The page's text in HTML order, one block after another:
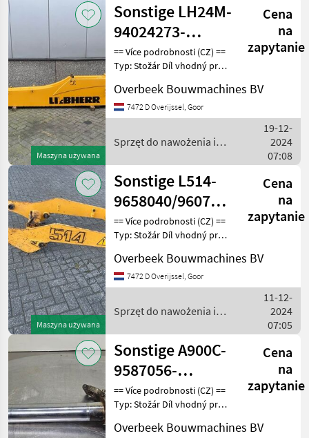
Maszyna używana
Sonstige LH24M-
94024273-
Adjustable
boom/Verstellausleger
Cena
na
zapytanie
== Více podrobnosti (CZ) ==
Typ: Stožár Díl vhodný pro:
konstrukce DPH/marže:
Odpočet DPH pro
podnikatele Sériové číslo:
Overbeek Bouwmachines BV
7472 D Overijssel, Goor
Sprzęt do nawożenia i
19-12-
2024
07:08
Maszyna używana
Sonstige L514-
9658040/9607679-
Lifting
framework/Schaufela
Cena
na
zapytanie
== Více podrobnosti (CZ) ==
Typ: Stožár Díl vhodný pro:
konstrukce DPH/marže:
Odpočet DPH pro
podnikatele Sériové číslo:
Overbeek Bouwmachines BV
7472 D Overijssel, Goor
Sprzęt do nawożenia i
11-12-
2024
07:05
Sonstige A900C-
9587056-
Pin/Bolzen/Pen
Cena
na
zapytanie
== Více podrobnosti (CZ) ==
Typ: Stožár Díl vhodný pro:
konstrukce DPH/marže:
Overbeek Bouwmachines BV